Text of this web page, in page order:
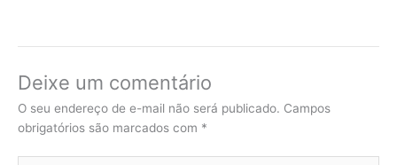
Deixe um comentário
O seu endereço de e-mail não será publicado. Campos
obrigatórios são marcados com *